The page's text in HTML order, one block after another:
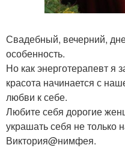
Свадебный, вечерний,
особенность.
Но как энерготерапевт
красота начинается с
любви к себе.
Любите себя дорогие
украшать себя не только
Виктория@нимфея.